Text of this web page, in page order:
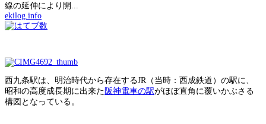
線の延伸により開...
ekilog.info
西九条駅は、明治時代から存在するJR（当時：西成鉄道）の駅に、
昭和の高度成長期に出来た 阪神電車の駅がほぼ直角に覆いかぶさる
構図となっている。